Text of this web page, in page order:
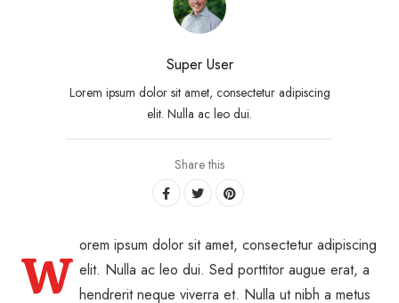
Super User
Lorem ipsum dolor sit amet, consectetur adipiscing
elit. Nulla ac leo dui.
Share this
W orem ipsum dolor sit amet, consectetur adipiscing
elit. Nulla ac leo dui. Sed porttitor augue erat, a
hendrerit neque viverra et. Nulla ut nibh a metus